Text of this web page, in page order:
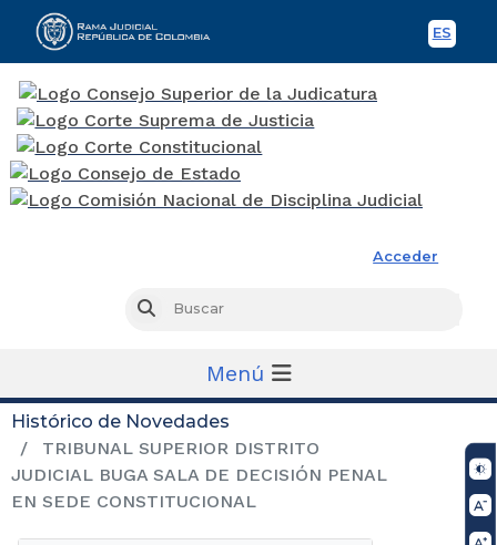
ES
Acceder
Buscar
Menú
Histórico de Novedades
TRIBUNAL SUPERIOR DISTRITO
JUDICIAL BUGA SALA DE DECISIÓN PENAL
EN SEDE CONSTITUCIONAL